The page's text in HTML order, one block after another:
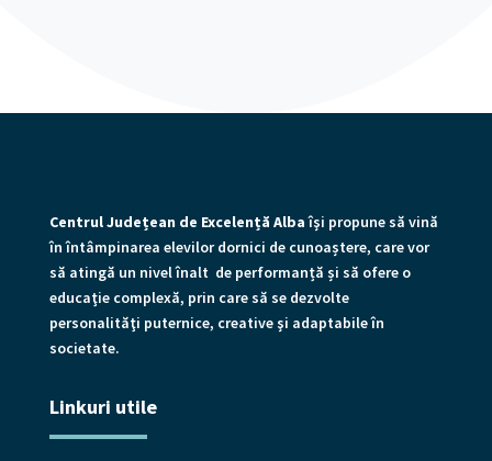
Centrul Județean de Excelență Albaîşi propune să vină
în întâmpinarea elevilor dornici de cunoaștere, care vor
să atingă un nivel înalt de performanță și să ofere o
educaţie complexă, prin care să se dezvolte
personalităţi puternice, creative şi adaptabile în
societate.
Linkuri utile